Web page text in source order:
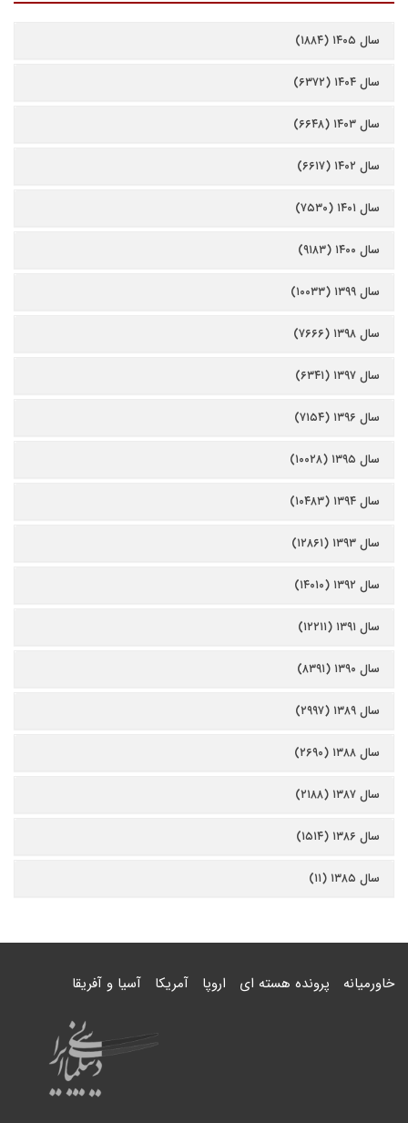
سال ۱۴۰۵ (۱۸۸۴)
سال ۱۴۰۴ (۶۳۷۲)
سال ۱۴۰۳ (۶۶۴۸)
سال ۱۴۰۲ (۶۶۱۷)
سال ۱۴۰۱ (۷۵۳۰)
سال ۱۴۰۰ (۹۱۸۳)
سال ۱۳۹۹ (۱۰۰۳۳)
سال ۱۳۹۸ (۷۶۶۶)
سال ۱۳۹۷ (۶۳۴۱)
سال ۱۳۹۶ (۷۱۵۴)
سال ۱۳۹۵ (۱۰۰۲۸)
سال ۱۳۹۴ (۱۰۴۸۳)
سال ۱۳۹۳ (۱۲۸۶۱)
سال ۱۳۹۲ (۱۴۰۱۰)
سال ۱۳۹۱ (۱۲۲۱۱)
سال ۱۳۹۰ (۸۳۹۱)
سال ۱۳۸۹ (۲۹۹۷)
سال ۱۳۸۸ (۲۶۹۰)
سال ۱۳۸۷ (۲۱۸۸)
سال ۱۳۸۶ (۱۵۱۴)
سال ۱۳۸۵ (۱۱)
خاورمیانه پرونده هسته ای اروپا آمریکا آسیا و آفریقا